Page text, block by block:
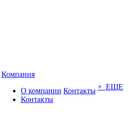
Компания
О компании
Контакты
Контакты + ЕЩЕ